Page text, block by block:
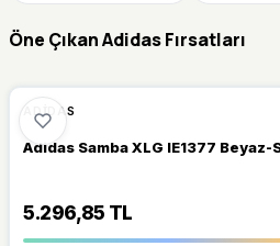
Öne Çıkan Adidas Fırsatları
%14
ADIDAS
Adidas Samba XLG IE1377 Beyaz-
5.296,85 TL